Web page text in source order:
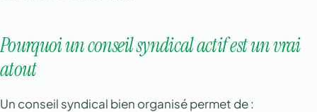
Pourquoi un conseil syndical actif est un vrai
atout
Un conseil syndical bien organisé permet de :